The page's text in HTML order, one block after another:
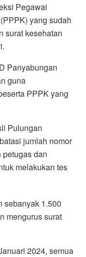
Pegawai
yang sudah
surat kesehatan
Panyabungan
guna
PPPK yang
Pulungan
jumlah nomor
dan
melakukan tes
sebanyak 1.500
mengurus surat
2024, semua